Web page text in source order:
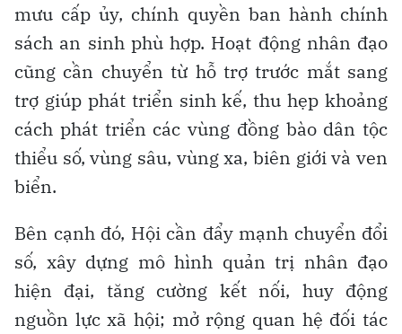
mưu cấp ủy, chính quyền ban hành chính
sách an sinh phù hợp. Hoạt động nhân đạo
cũng cần chuyển từ hỗ trợ trước mắt sang
trợ giúp phát triển sinh kế, thu hẹp khoảng
cách phát triển các vùng đồng bào dân tộc
thiểu số, vùng sâu, vùng xa, biên giới và ven
biển.
Bên cạnh đó, Hội cần đẩy mạnh chuyển đổi
số, xây dựng mô hình quản trị nhân đạo
hiện đại, tăng cường kết nối, huy động
nguồn lực xã hội; mở rộng quan hệ đối tác